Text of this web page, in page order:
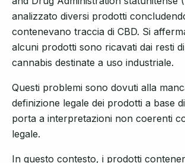
analizzato diversi prodotti
contenevano traccia di CBD. Si
alcuni prodotti sono ricavati dai resti
cannabis destinate a uso industriale.
Questi problemi sono dovuti alla
definizione legale dei prodotti a base
porta a interpretazioni non coerenti
legale.
In questo contesto, i prodotti